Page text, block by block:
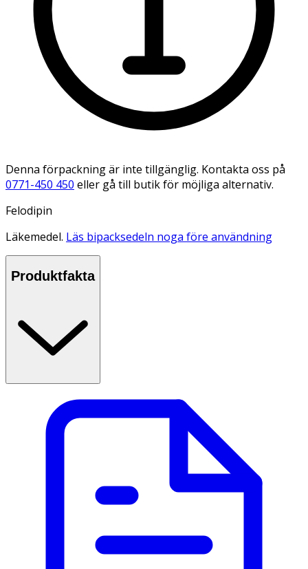
Denna förpackning är inte tillgänglig. Kontakta oss på
0771-450 450 eller gå till butik för möjliga alternativ.
Felodipin
Läkemedel. Läs bipacksedeln noga före användning
Produktfakta